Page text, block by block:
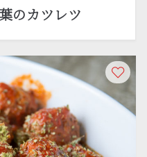
のカツレツ